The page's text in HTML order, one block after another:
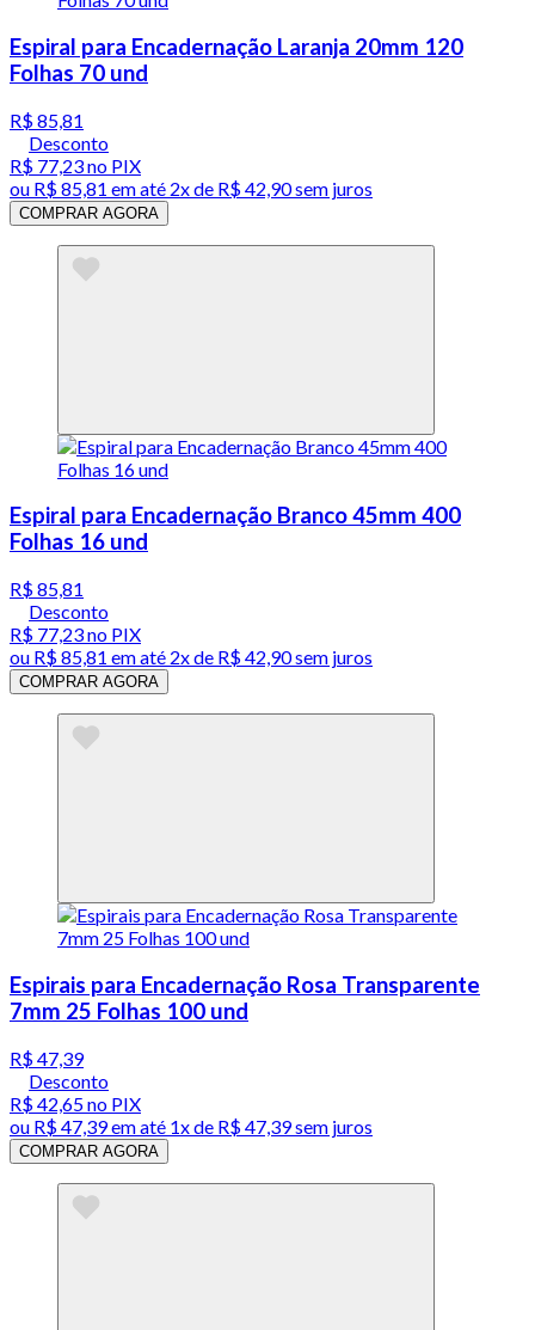
Espiral para Encadernação Laranja 20mm 120
Folhas 70 und
R$ 85,81
Desconto
R$ 77,23no PIX
ou R$ 85,81 em até 2x de R$ 42,90 sem juros
COMPRAR AGORA
Espiral para Encadernação Branco 45mm 400
Folhas 16 und
R$ 85,81
Desconto
R$ 77,23no PIX
ou R$ 85,81 em até 2x de R$ 42,90 sem juros
COMPRAR AGORA
Espirais para Encadernação Rosa Transparente
7mm 25 Folhas 100 und
R$ 47,39
Desconto
R$ 42,65no PIX
ou R$ 47,39em até 1x de R$ 47,39sem juros
COMPRAR AGORA